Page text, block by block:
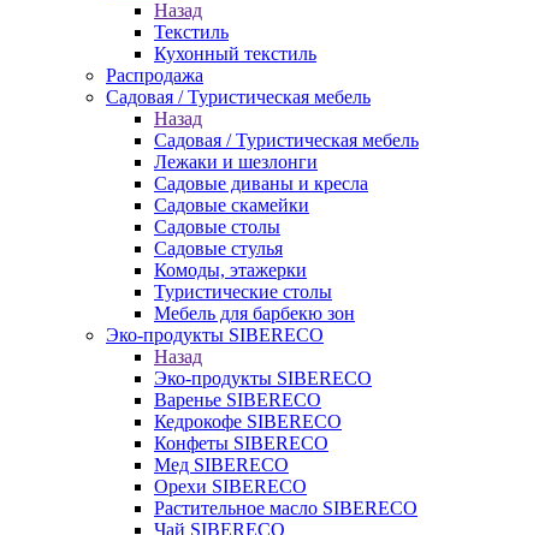
Назад
Текстиль
Кухонный текстиль
Распродажа
Садовая / Туристическая мебель
Назад
Садовая / Туристическая мебель
Лежаки и шезлонги
Садовые диваны и кресла
Садовые скамейки
Садовые столы
Садовые стулья
Комоды, этажерки
Туристические столы
Мебель для барбекю зон
Эко-продукты SIBERECO
Назад
Эко-продукты SIBERECO
Варенье SIBERECO
Кедрокофе SIBERECO
Конфеты SIBERECO
Мед SIBERECO
Орехи SIBERECO
Растительное масло SIBERECO
Чай SIBERECO